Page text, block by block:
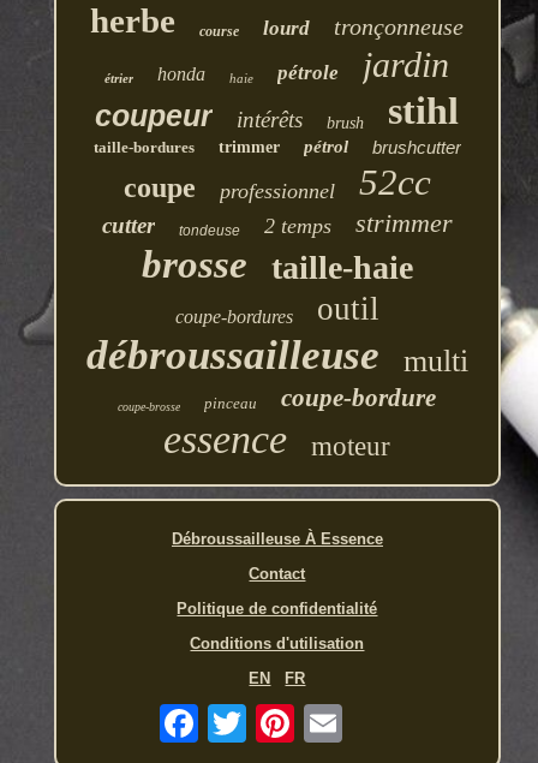
herbe course lourd tronçonneuse
étrier honda haie pétrole jardin
coupeur intérêts brush stihl
taille-bordures trimmer pétrol brushcutter
coupe professionnel 52cc
cutter tondeuse 2 temps strimmer
brosse taille-haie
coupe-bordures outil
débroussailleuse multi
coupe-brosse pinceau coupe-bordure
essence moteur
Débroussailleuse À Essence
Contact
Politique de confidentialité
Conditions d'utilisation
EN
FR